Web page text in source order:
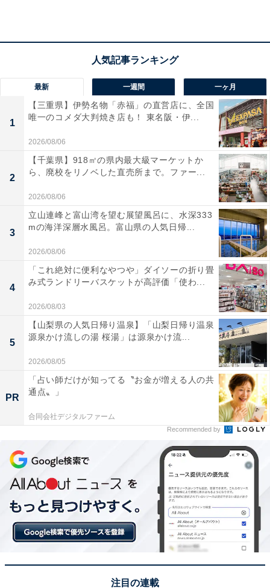
所在地：福島県いわき市常磐藤原町蕨平32
交通手段：常磐自動車道いわき湯本ICより約3分／JR常
ートハワイアンズ行きバスで15分
料金
大人1名（参考価格）：1万4300円
※料金は公式Webサイト参考価格
※プラン・部屋により価格は変動します
チェックイン・チェックアウト
チェックイン：15:00
チェックアウト：10:00
※プランにより時間が異なる可能性があります
【いわき湯本温泉の人気ホテル】「いわき湯
本温泉 ときわの宿 浜とく」は1000坪もの広
大な露天風呂が魅力
最新 一週間 一ヶ月
1
【三重県】伊勢名物「赤福」の直営店に、全国
唯一のコメダ大判焼き店も！ 東名阪・伊...
2026/08/06
2
【千葉県】918㎡の県内最大級マーケットか
ら、廃校をリノベした直売所まで。ファー...
2026/08/06
3
立山連峰と富山湾を望む展望風呂に、水深333
mの海洋深層水風呂。富山県の人気日帰...
2026/08/06
4
「これ絶対に便利なやつや」ダイソーの折り畳
み式ランドリーバスケットが高評価「使わ...
2026/08/03
5
【山梨県の人気日帰り温泉】「山梨日帰り温泉
源泉かけ流しの湯 桜湯」は源泉かけ流...
2026/08/05
PR
「占い師だけが知ってる〝お金が増える人の共
通点〟」
合同会社デジタルファーム
Recommended by
注目の連載